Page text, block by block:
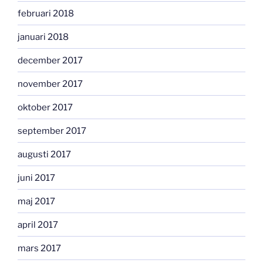
februari 2018
januari 2018
december 2017
november 2017
oktober 2017
september 2017
augusti 2017
juni 2017
maj 2017
april 2017
mars 2017